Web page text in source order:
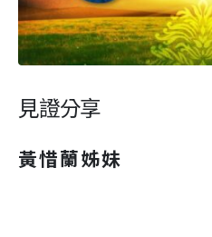
見證分享
黃惜蘭姊妹